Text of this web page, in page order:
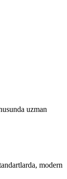
uzman
modern